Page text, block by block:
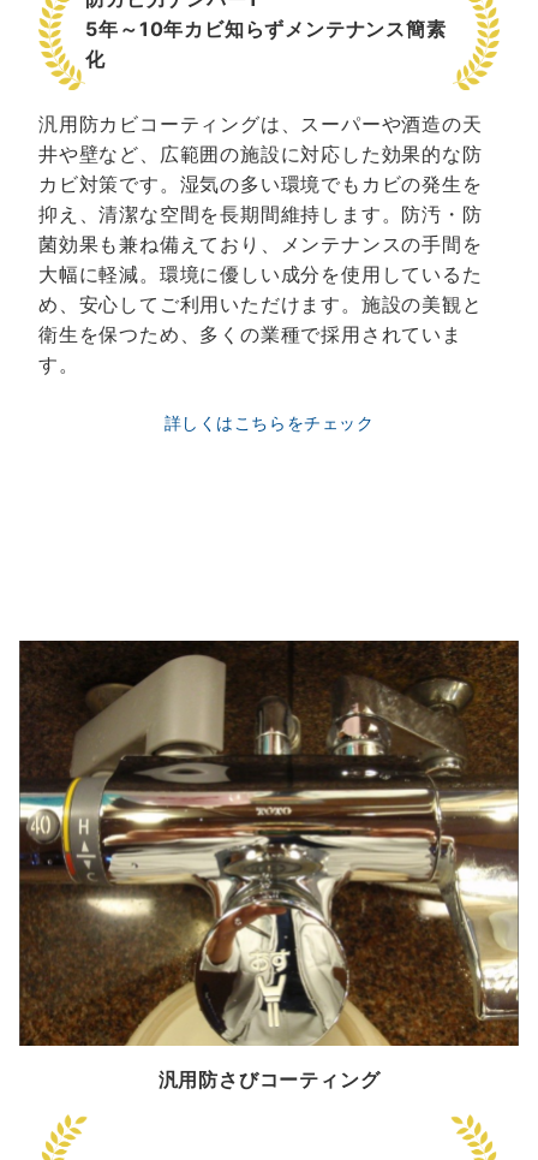
5年～10年カビ知らずメンテナンス簡素
化
汎用防カビコーティングは、スーパーや酒造の天
井や壁など、広範囲の施設に対応した効果的な防
カビ対策です。湿気の多い環境でもカビの発生を
抑え、清潔な空間を長期間維持します。防汚・防
菌効果も兼ね備えており、メンテナンスの手間を
大幅に軽減。環境に優しい成分を使用しているた
め、安心してご利用いただけます。施設の美観と
衛生を保つため、多くの業種で採用されていま
す。
詳しくはこちらをチェック
汎用防さびコーティング